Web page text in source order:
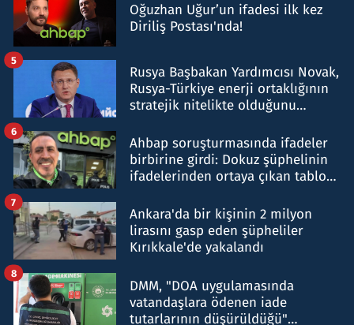
Oğuzhan Uğur’un ifadesi ilk kez
Diriliş Postası'nda!
Rusya Başbakan Yardımcısı Novak,
Rusya-Türkiye enerji ortaklığının
stratejik nitelikte olduğunu
5
Ahbap soruşturmasında ifadeler
birbirine girdi: Dokuz şüphelinin
ifadelerinden ortaya çıkan tablo
6
Ankara'da bir kişinin 2 milyon
lirasını gasp eden şüpheliler
Kırıkkale'de yakalandı
7
DMM, "DOA uygulamasında
vatandaşlara ödenen iade
tutarlarının düşürüldüğü"
8